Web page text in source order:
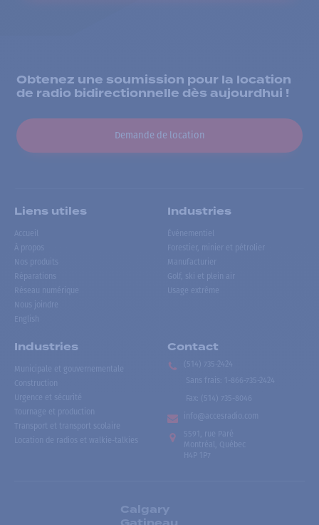
Obtenez une soumission pour la location
de radio bidirectionnelle dès aujourdhui !
Demande de location
Liens utiles
Accueil
À propos
Nos produits
Réparations
Réseau numérique
Nous joindre
English
Industries
Événementiel
Forestier, minier et pétrolier
Manufacturier
Golf, ski et plein air
Usage extrême
Industries
Municipale et gouvernementale
Construction
Urgence et sécurité
Tournage et production
Transport et transport scolaire
Location de radios et walkie-talkies
Contact
(514) 735-2424
Sans frais
1-866-735-2424
Fax:
(514) 735-8046
info@accesradio.com
5591, rue Paré
Montréal, Québec
H4P 1P7
Calgary